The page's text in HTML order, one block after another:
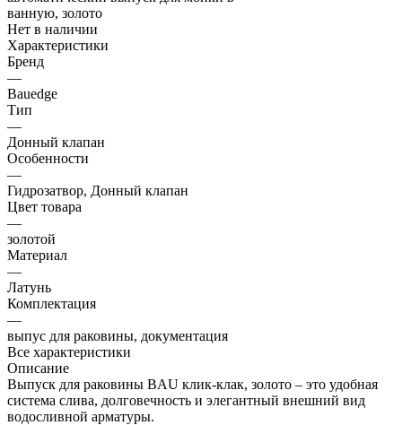
Нет в наличии
Характеристики
Бренд
—
Bauedge
Тип
—
Донный клапан
Особенности
—
Гидрозатвор, Донный клапан
Цвет товара
—
золотой
Материал
—
Латунь
Комплектация
—
выпус для раковины, документация
Все характеристики
Описание
Выпуск для раковины BAU клик-клак, золото – это удобная
система слива, долговечность и элегантный внешний вид
водосливной арматуры.